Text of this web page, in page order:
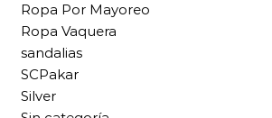
Ropa Por Mayoreo
Ropa Vaquera
sandalias
SCPakar
Silver